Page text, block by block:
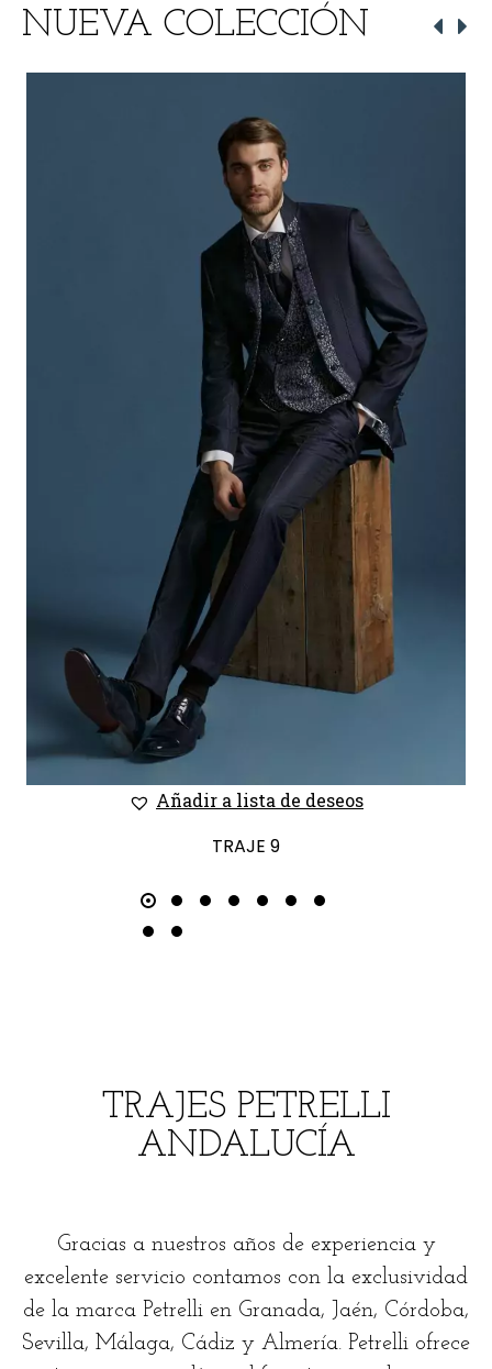
NUEVA COLECCIÓN
Añadir a lista de deseos
TRAJE 9
TRAJES PETRELLI
ANDALUCÍA
Gracias a nuestros años de experiencia y
excelente servicio contamos con la exclusividad
de la marca Petrelli en Granada, Jaén, Córdoba,
Sevilla, Málaga, Cádiz y Almería. Petrelli ofrece